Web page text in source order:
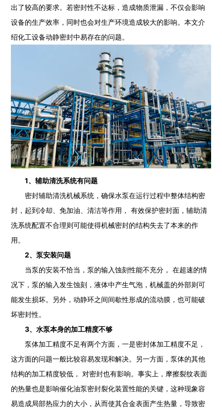
出了较高的要求。若密封性不达标，造成物质泄漏，不仅会影响
设备的生产效率，同时也会对生产环境造成较大的影响。本文介
绍化工设备动静密封中易存在的问题。
1、辅助清洗系统有问题
密封辅助清洗机械系统，确保水泵在运行过程中整体结构密
封，起到冷却、免加油、清洁等作用， 有效保护密封面，辅助清
洗系统配置不合理则可能使得机械密封的结构失去了本来的作
用。
2、泵安装问题
当泵的安装不恰当，泵的输入蚀刻性能不充分， 在超速的情
况下，泵的输入发生蚀刻，液体中产生气泡，机械盖的外部则可
能发生损坏。另外，动静环之间间歇性形成的流动膜，也可能破
坏密封性。
3、水泵本身的加工精度不够
泵体加工精度不足有两个方面，一是密封体加工精度不足，
这方面的问题一般比较容易发现和解决。另一方面，泵体的其他
结构的加工精度较低， 对密封也有影响。事实上，摩擦裂纹表面
的热量也是影响催化油泵密封裂化装置性能的关键，这种现象容
易造成局部热应力的大小，从而使其合金表面产生热量，导致密